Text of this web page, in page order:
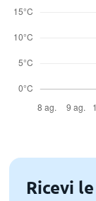
Ricevi